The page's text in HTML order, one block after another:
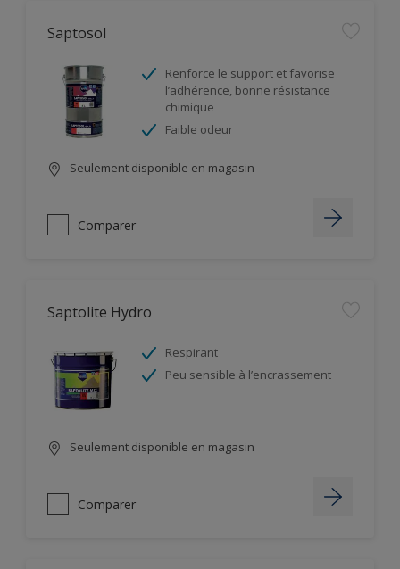
Saptosol
Renforce le support et favorise
l’adhérence, bonne résistance
chimique
Faible odeur
Seulement disponible en magasin
Comparer
Saptolite Hydro
Respirant
Peu sensible à l’encrassement
Seulement disponible en magasin
Comparer